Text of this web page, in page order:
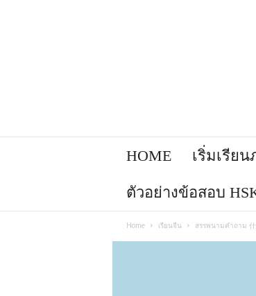
HOME เริ่มเรีย
ตัวอย่างข้อสอบ
Home เรียนจีน สรรพนามคำถาม